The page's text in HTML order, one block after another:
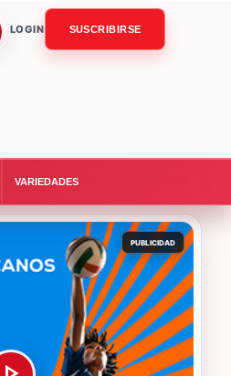
LOGIN SUSCRIBIRSE
VARIEDADES